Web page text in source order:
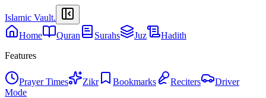
Islamic Vault.
Home
Quran Surahs Juz
Hadith
Features
Prayer Times Zikr Bookmarks Reciters
Driver
Mode